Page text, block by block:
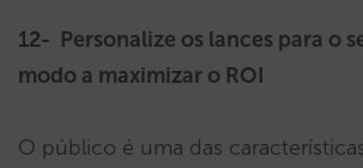
12- Personalize os lances para o
modo a maximizar o ROI
O público é uma das